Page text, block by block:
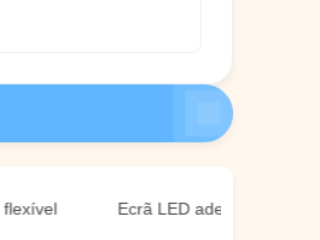
Ecrã LED adesivo 240x1000mm